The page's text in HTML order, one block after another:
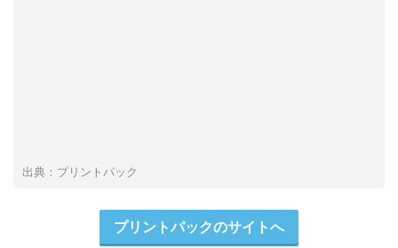
出典：プリントパック
プリントパックのサイトへ